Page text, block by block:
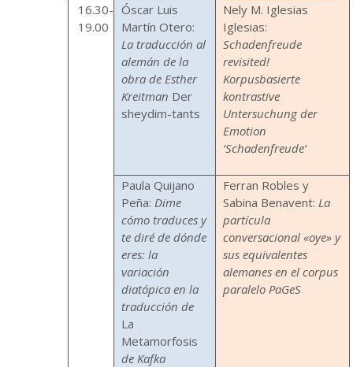
16.30-
19.00
Óscar Luis
Martín Otero:
La traducción al
alemán de la
obra de Esther
Kreitman Der
sheydim-tants
Nely M. Iglesias
Iglesias:
Schadenfreude
revisited!
Korpusbasierte
kontrastive
Untersuchung der
Emotion
‘Schadenfreude’
Paula Quijano
Peña: Dime
cómo traduces y
te diré de dónde
eres: la
variación
diatópica en la
traducción de
La
Metamorfosis
de Kafka
Ferran Robles y
Sabina Benavent: La
partícula
conversacional «oye» y
sus equivalentes
alemanes en el corpus
paralelo PaGeS